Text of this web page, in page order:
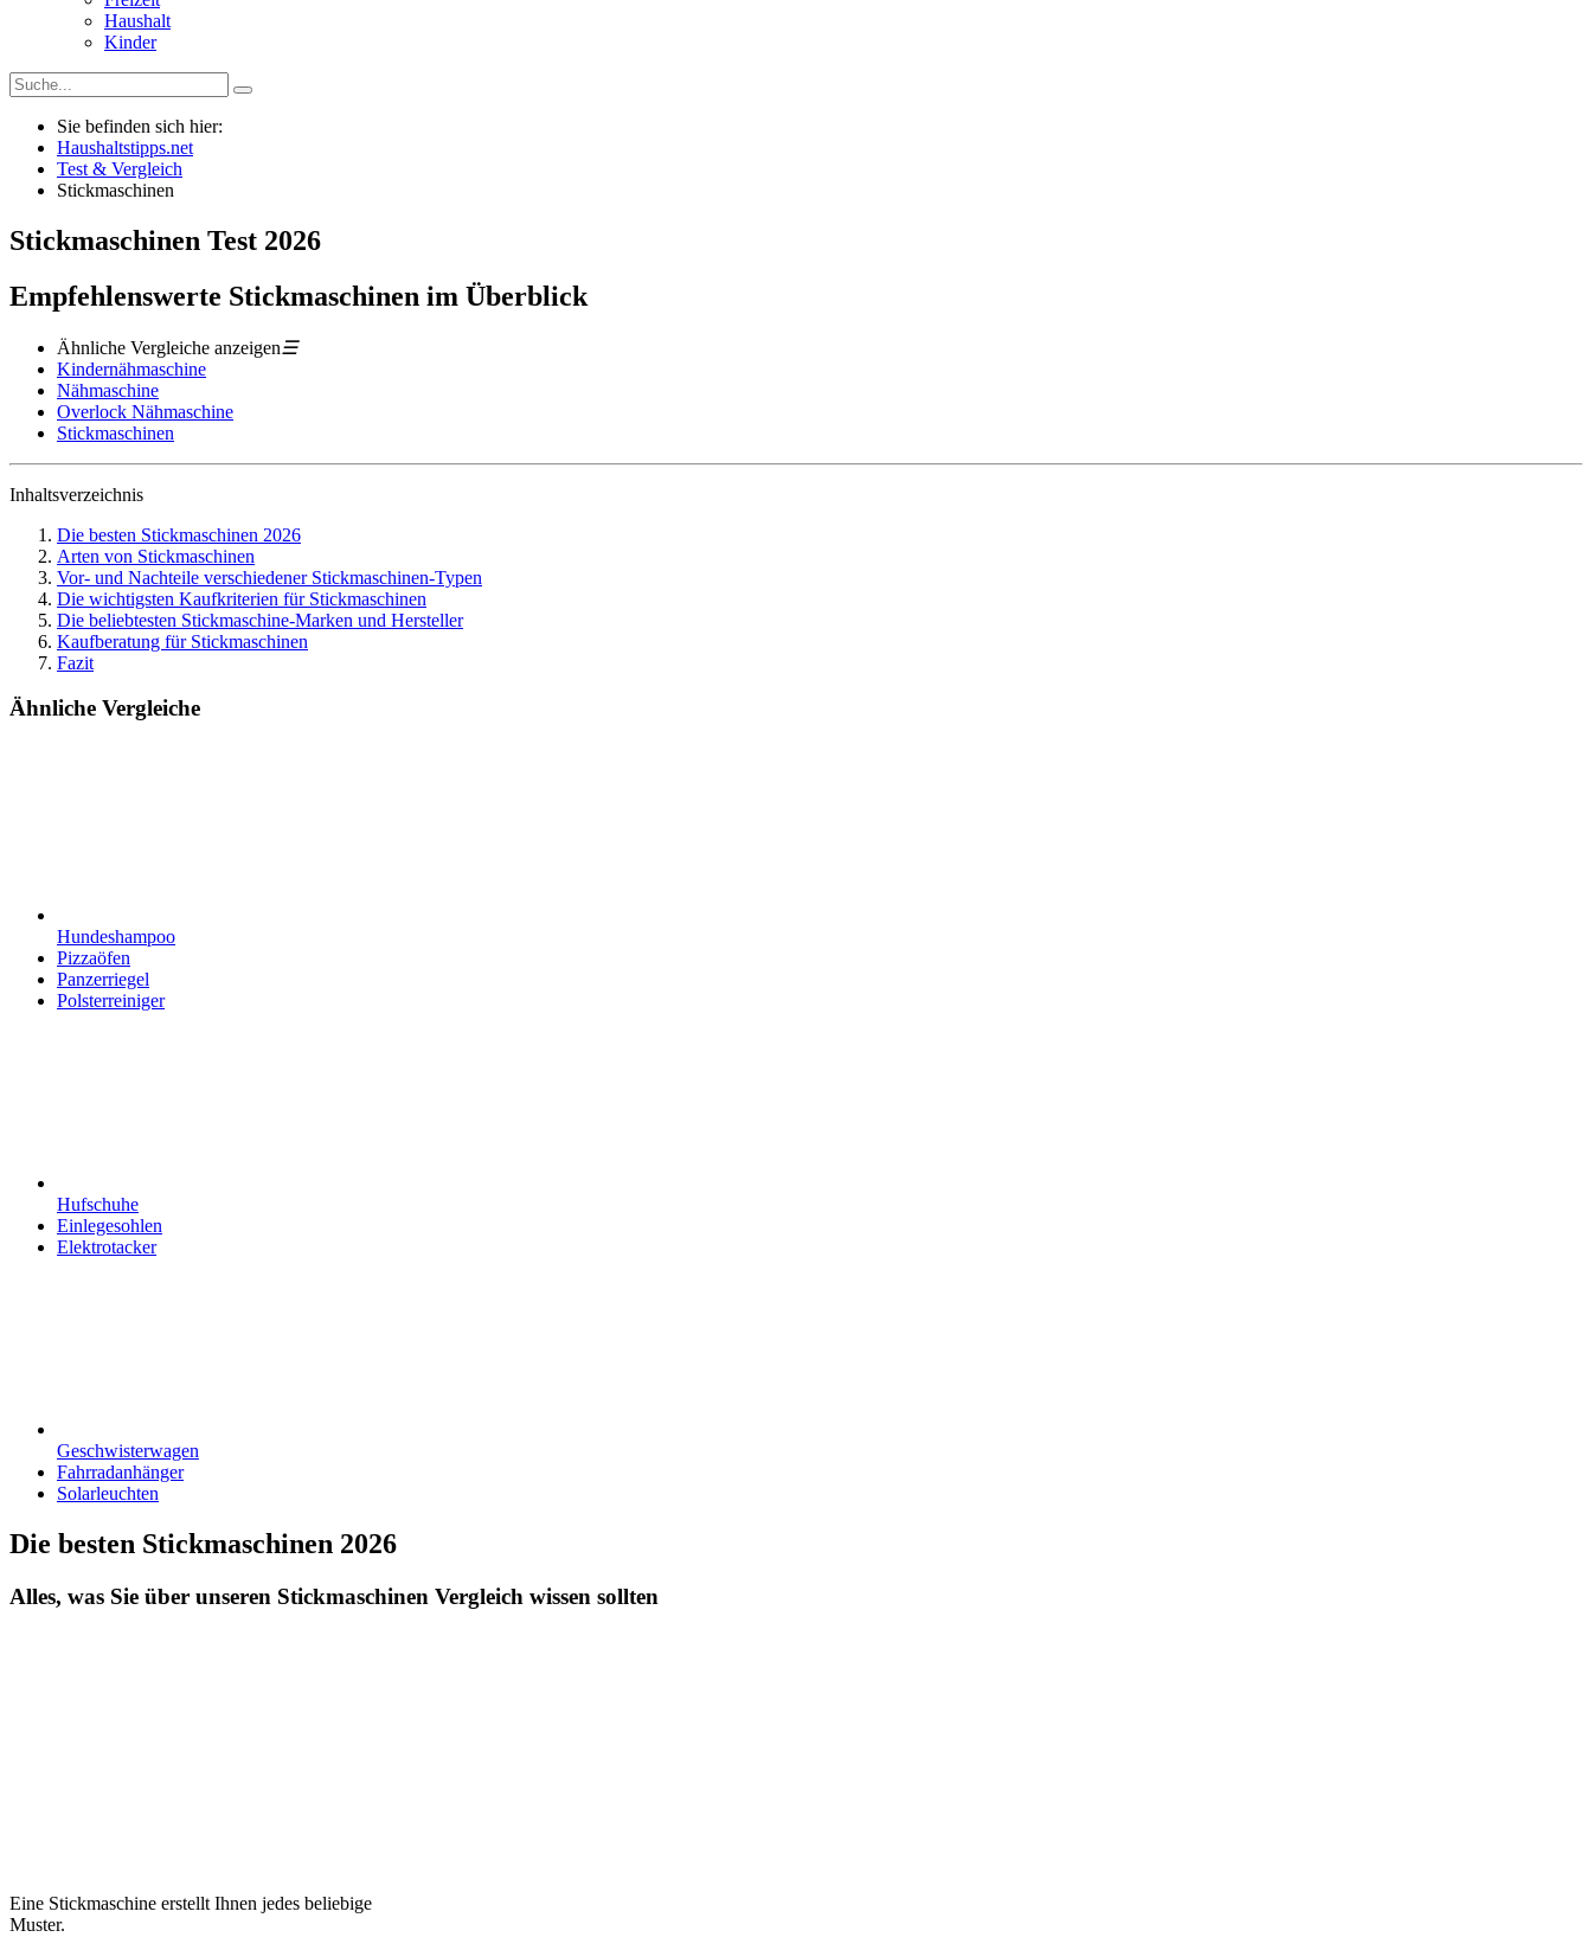
Haushalt
Kinder
Sie befinden sich hier:
Haushaltstipps.net
Test & Vergleich
Stickmaschinen
Stickmaschinen Test 2026
Empfehlenswerte Stickmaschinen im Überblick
Ähnliche Vergleiche anzeigen☰
Kindernähmaschine
Nähmaschine
Overlock Nähmaschine
Stickmaschinen
Inhaltsverzeichnis
Die besten Stickmaschinen 2026
Arten von Stickmaschinen
Vor- und Nachteile verschiedener Stickmaschinen-Typen
Die wichtigsten Kaufkriterien für Stickmaschinen
Die beliebtesten Stickmaschine-Marken und Hersteller
Kaufberatung für Stickmaschinen
Fazit
Ähnliche Vergleiche
Hundeshampoo
Pizzaöfen
Panzerriegel
Polsterreiniger
Hufschuhe
Einlegesohlen
Elektrotacker
Geschwisterwagen
Fahrradanhänger
Solarleuchten
Die besten Stickmaschinen 2026
Alles, was Sie über unseren Stickmaschinen Vergleich wissen sollten
Eine Stickmaschine erstellt Ihnen jedes beliebige
Muster.